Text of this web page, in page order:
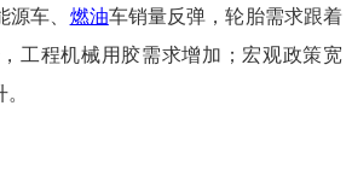
车、 燃油车销量反弹，轮胎需求跟着
工程机械用胶需求增加；宏观政策宽